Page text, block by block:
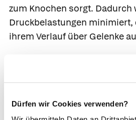
Dürfen wir Cookies verwenden?
zum Knochen sorgt. Dadurch
Druckbelastungen minimiert,
ihrem Verlauf über Gelenke